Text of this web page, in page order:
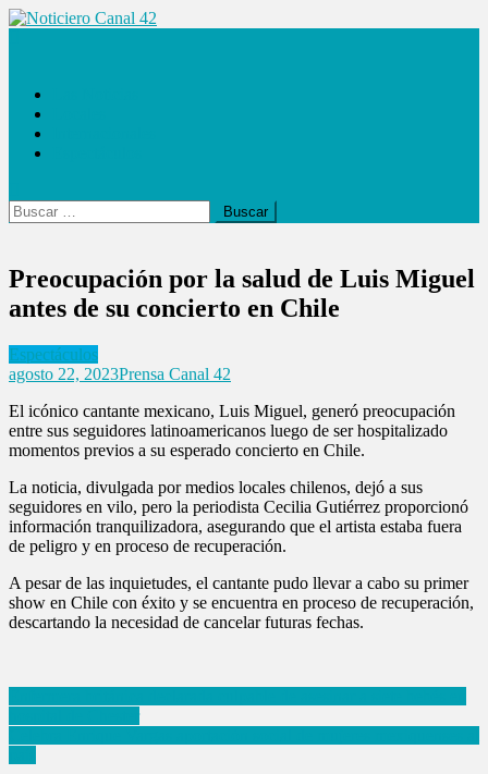
Saltar
Buscar:
Preocupación por la salud de Luis Miguel
antes de su concierto en Chile
Espectáculos
agosto 22, 2023Prensa Canal 42
El icónico cantante mexicano, Luis Miguel, generó preocupación
entre sus seguidores latinoamericanos luego de ser hospitalizado
momentos previos a su esperado concierto en Chile.
La noticia, divulgada por medios locales chilenos, dejó a sus
seguidores en vilo, pero la periodista Cecilia Gutiérrez proporcionó
información tranquilizadora, asegurando que el artista estaba fuera
de peligro y en proceso de recuperación.
A pesar de las inquietudes, el cantante pudo llevar a cabo su primer
show en Chile con éxito y se encuentra en proceso de recuperación,
descartando la necesidad de cancelar futuras fechas.
Navegación
de
entradas